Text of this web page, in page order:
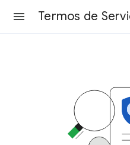
Termos de